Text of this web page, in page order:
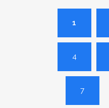
1
4
7